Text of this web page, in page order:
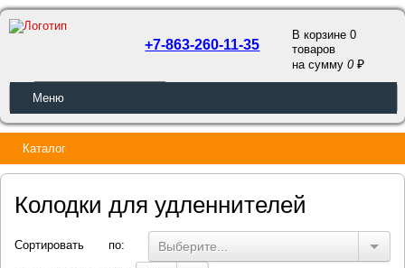
ОБРАТНЫЙ ЗВОНОК
+7-863-260-11-35
В корзине 0
товаров
на сумму0
Меню
Каталог
Колодки для удленнителей
Сортировать по: Выберите...